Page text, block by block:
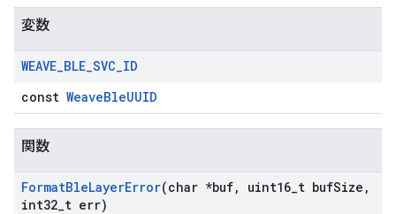
変数
WEAVE_BLE_SVC_ID
const WeaveBleUUID
関数
FormatBleLayerError(char *buf, uint16 t bufSize ,
int32 t err)